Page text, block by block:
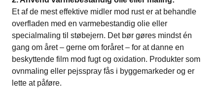
Et af de mest effektive midler mod rust er at behandle
overfladen med en varmebestandig olie eller
specialmaling til støbejern. Det bør gøres mindst én
gang om året – gerne om foråret – for at danne en
beskyttende film mod fugt og oxidation. Produkter som
ovnmaling eller pejsspray fås i byggemarkeder og er
lette at påføre.